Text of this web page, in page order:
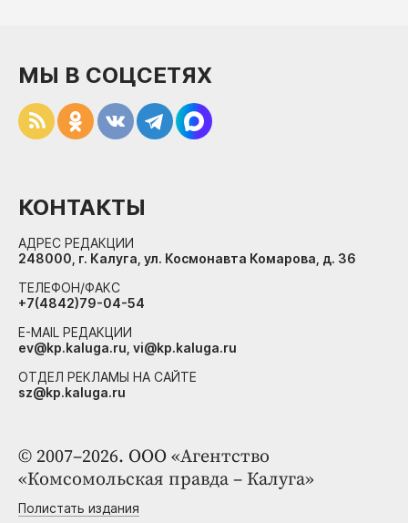
© 2007–2026. ООО «Агентство
«Комсомольская правда – Калуга»
Полистать издания
МЫ В СОЦСЕТЯХ
КОНТАКТЫ
АДРЕС РЕДАКЦИИ
248000, г. Калуга, ул. Космонавта Комарова, д. 36
ТЕЛЕФОН/ФАКС
+7(4842)79-04-54
E-MAIL РЕДАКЦИИ
ev@kp.kaluga.ru, vi@kp.kaluga.ru
ОТДЕЛ РЕКЛАМЫ НА САЙТЕ
sz@kp.kaluga.ru